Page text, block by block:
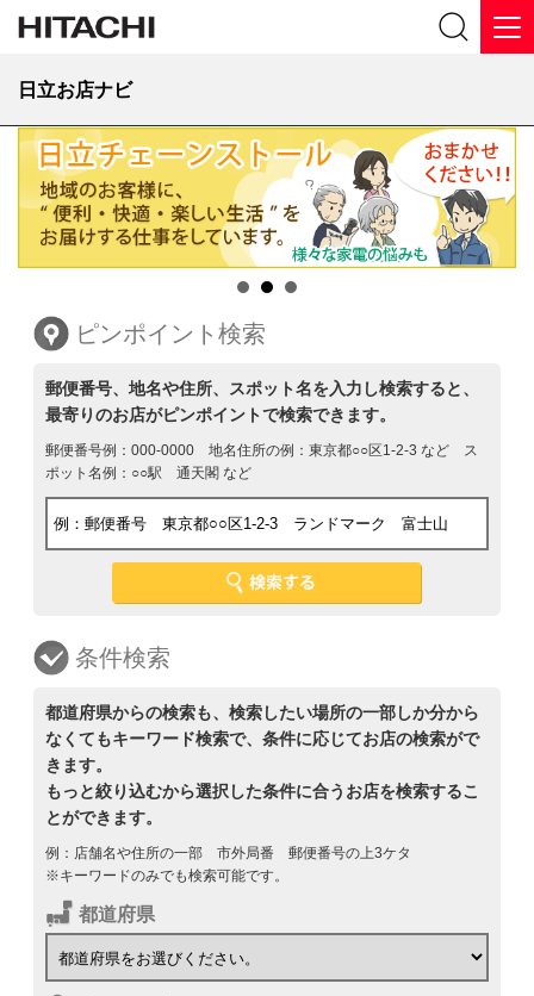
日立お店ナビ
ピンポイント検索
郵便番号、地名や住所、スポット名を入力し検索すると、
最寄りのお店がピンポイントで検索できます。
郵便番号例：000-0000 地名住所の例：東京都○○区1-2-3 など ス
ポット名例：○○駅 通天閣 など
条件検索
都道府県からの検索も、検索したい場所の一部しか分から
なくてもキーワード検索で、条件に応じてお店の検索がで
きます。
もっと絞り込むから選択した条件に合うお店を検索するこ
とができます。
例：店舗名や住所の一部 市外局番 郵便番号の上3ケタ
※キーワードのみでも検索可能です。
都道府県